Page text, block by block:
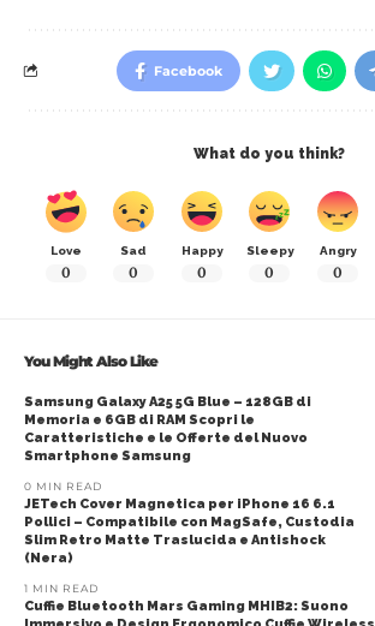
Facebook
What do you think?
Love
0
Sad
0
Happy
0
Sleepy
0
Angry
0
You Might Also Like
Samsung Galaxy A25 5G Blue – 128GB di
Memoria e 6GB di RAM Scopri le
Caratteristiche e le Offerte del Nuovo
Smartphone Samsung
0 MIN READ
JETech Cover Magnetica per iPhone 16 6.1
Pollici – Compatibile con MagSafe, Custodia
Slim Retro Matte Traslucida e Antishock
(Nera)
1 MIN READ
Cuffie Bluetooth Mars Gaming MHIB2: Suono